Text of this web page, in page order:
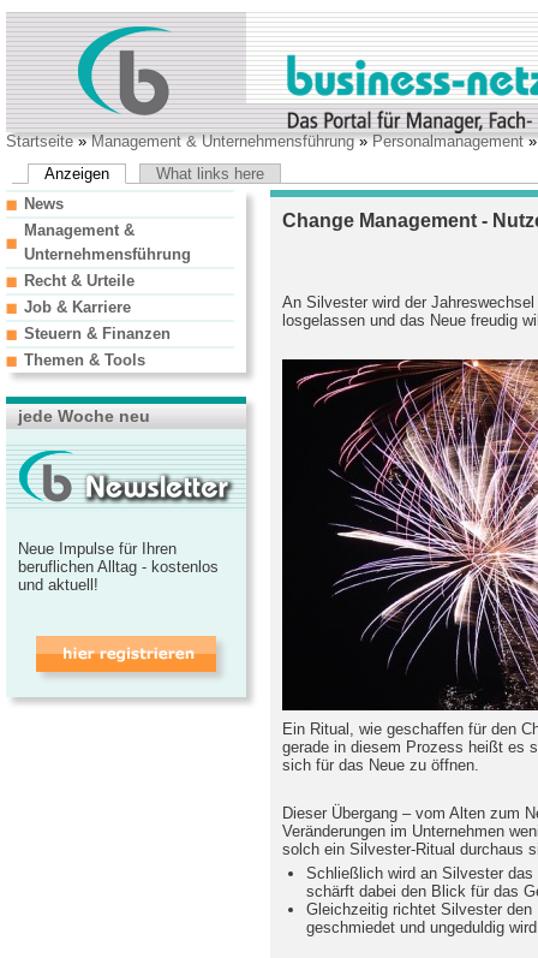
Startseite»Management & Unternehmensführung»Personalmanagement
Anzeigen
What links here
Change Management -
An Silvester wird der
losgelassen und das Neue freudig
Ein Ritual, wie geschaffen für den
gerade in diesem Prozess heißt es
sich für das Neue zu öffnen.
Dieser Übergang – vom Alten zum
Veränderungen im Unternehmen
solch ein Silvester-Ritual durchaus
Schließlich wird an Silvester
schärft dabei den Blick für das
Gleichzeitig richtet Silvester
geschmiedet und ungeduldig
News
Management &
Unternehmensführung
Recht & Urteile
Job & Karriere
Steuern & Finanzen
Themen & Tools
jede Woche neu
Neue Impulse für Ihren
beruflichen Alltag - kostenlos
und aktuell!